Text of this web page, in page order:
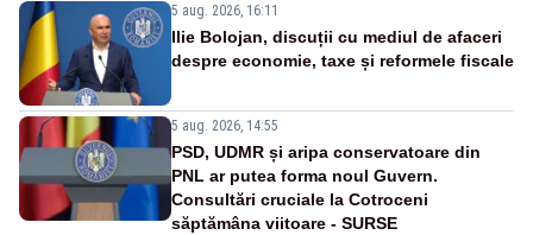
5 aug. 2026, 16:11
Ilie Bolojan, discuții cu mediul de afaceri
despre economie, taxe și reformele fiscale
5 aug. 2026, 14:55
PSD, UDMR și aripa conservatoare din
PNL ar putea forma noul Guvern.
Consultări cruciale la Cotroceni
săptămâna viitoare - SURSE